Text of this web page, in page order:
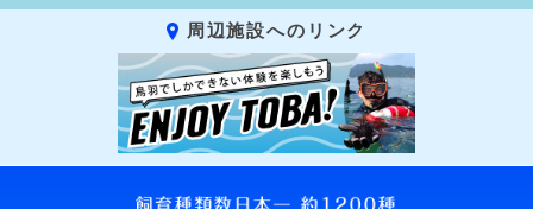
周辺施設へのリンク